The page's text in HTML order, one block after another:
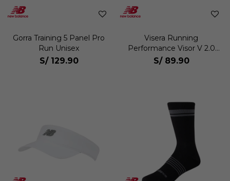
Gorra Training 5 Panel Pro
Run Unisex
S/ 129.90
Visera Running
Performance Visor V 2.0
Unisex
S/ 89.90